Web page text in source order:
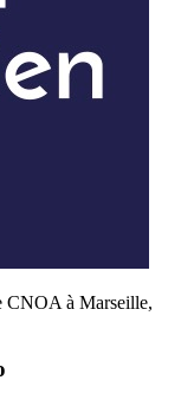
CNOA à Marseille,